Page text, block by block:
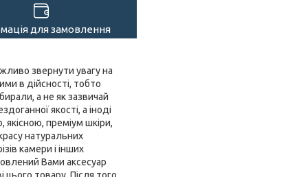
для замовлення
звернути увагу на
в дійсності, тобто
а не як зазвичай
якості, а іноді
преміум шкіри,
натуральних
камери і інших
Вами аксесуар